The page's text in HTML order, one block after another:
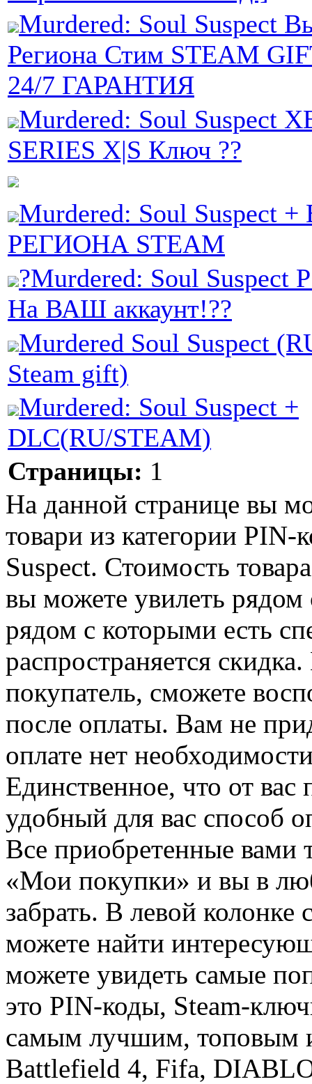
Murdered: Soul Suspect
Региона Стим STEAM
24/7 ГАРАНТИЯ
Murdered: Soul Suspect
SERIES X|S Ключ ??
Murdered: Soul Suspect
РЕГИОНА STEAM
?Murdered: Soul Suspect
На ВАШ аккаунт!??
Murdered Soul Suspect
Steam gift)
Murdered: Soul Suspect +
DLC(RU/STEAM)
Страницы: 1
На данной странице вы
товари из категории
Suspect. Стоимость
вы можете увилеть рядом
рядом с которыми есть
распространяется
покупатель, сможете
после оплаты. Вам не
оплате нет
Единственное, что от вас
удобный для вас способ
Все приобретенные вами
«Мои покупки» и вы в
забрать. В левой
можете найти
можете увидеть самые
это PIN-коды, Steam-
самым лучшим, топовым
Battlefield 4, Fifa,